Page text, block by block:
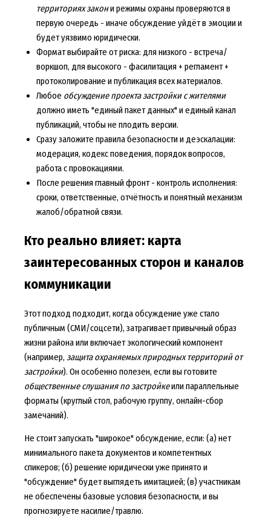
территориях закони режимы охраны проверяются в
первую очередь - иначе обсуждение уйдёт в эмоции и
будет уязвимо юридически.
Формат выбирайте от риска: для низкого - встреча/
воркшоп, для высокого - фасилитация + регламент +
протоколирование и публикация всех материалов.
Любое обсуждение проекта застройки с жителями
должно иметь "единый пакет данных" и единый канал
публикаций, чтобы не плодить версии.
Сразу заложите правила безопасности и деэскалации:
модерация, кодекс поведения, порядок вопросов,
работа с провокациями.
После решения главный фронт - контроль исполнения:
сроки, ответственные, отчётность и понятный механизм
жалоб/обратной связи.
Кто реально влияет: карта
заинтересованных сторон и каналов
коммуникации
Этот подход подходит, когда обсуждение уже стало
публичным (СМИ/соцсети), затрагивает привычный образ
жизни района или включает экологический компонент
(например, защита охраняемых природных территорий от
застройки). Он особенно полезен, если вы готовите
общественные слушания по застройкеили параллельные
форматы (круглый стол, рабочую группу, онлайн-сбор
замечаний).
Не стоит запускать "широкое" обсуждение, если: (а) нет
минимального пакета документов и компетентных
спикеров; (б) решение юридически уже принято и
"обсуждение" будет выглядеть имитацией; (в) участникам
не обеспечены базовые условия безопасности, и вы
прогнозируете насилие/травлю.